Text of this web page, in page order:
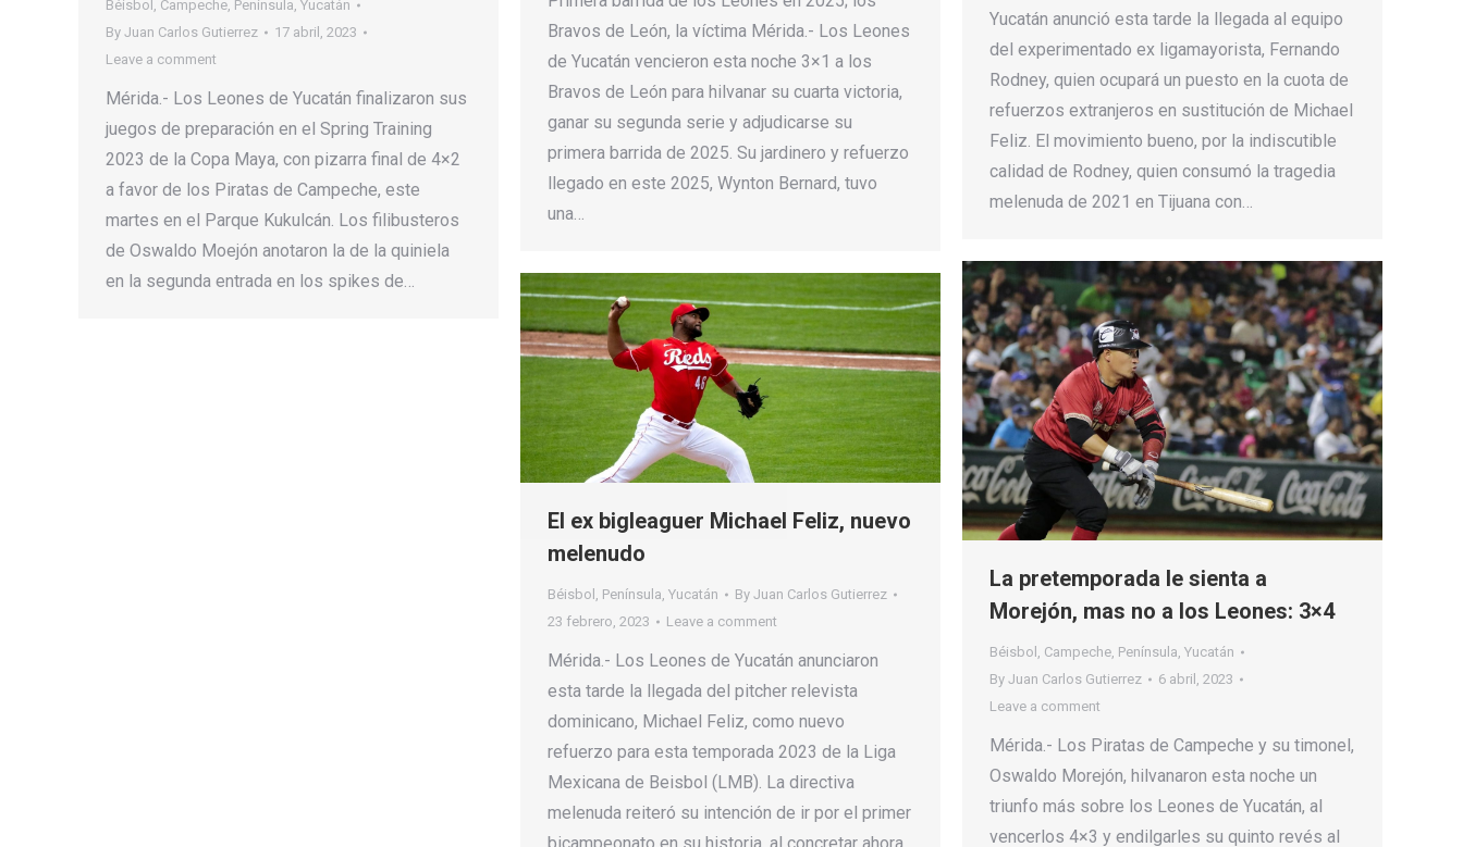
Bravos de León, la víctima Mérida.- Los Leones
de Yucatán vencieron esta noche 3×1 a los
Bravos de León para hilvanar su cuarta victoria,
ganar su segunda serie y adjudicarse su
primera barrida de 2025. Su jardinero y refuerzo
llegado en este 2025, Wynton Bernard, tuvo
una…
Yucatán anunció esta tarde la llegada al equipo
del experimentado ex ligamayorista, Fernando
Rodney, quien ocupará un puesto en la cuota de
refuerzos extranjeros en sustitución de Michael
Feliz. El movimiento bueno, por la indiscutible
calidad de Rodney, quien consumó la tragedia
melenuda de 2021 en Tijuana con…
Béisbol , Campeche, Península, Yucatán
By Juan Carlos Gutierrez
17 abril, 2023
Leave a comment
Mérida.- Los Leones de Yucatán finalizaron sus
juegos de preparación en el Spring Training
2023 de la Copa Maya, con pizarra final de 4×2
a favor de los Piratas de Campeche, este
martes en el Parque Kukulcán. Los filibusteros
de Oswaldo Moejón anotaron la de la quiniela
en la segunda entrada en los spikes de…
La pretemporada le sienta a
Morejón, mas no a los Leones: 3×4
Béisbol , Campeche, Península, Yucatán
By Juan Carlos Gutierrez
6 abril, 2023
Leave a comment
Mérida.- Los Piratas de Campeche y su timonel,
Oswaldo Morejón, hilvanaron esta noche un
triunfo más sobre los Leones de Yucatán, al
vencerlos 4×3 y endilgarles su quinto revés al
El ex bigleaguer Michael Feliz, nuevo
melenudo
Béisbol , Península, Yucatán By Juan Carlos Gutierrez
23 febrero, 2023
Leave a comment
Mérida.- Los Leones de Yucatán anunciaron
esta tarde la llegada del pitcher relevista
dominicano, Michael Feliz, como nuevo
refuerzo para esta temporada 2023 de la Liga
Mexicana de Beisbol (LMB). La directiva
melenuda reiteró su intención de ir por el primer